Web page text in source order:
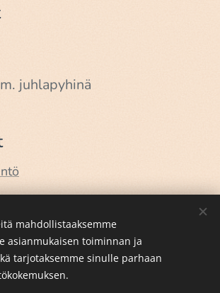
juhlapyhinä
Webnodella Evästeet
mahdollistaaksemme
asianmukaisen toiminnan ja
tarjotaksemme sinulle parhaan